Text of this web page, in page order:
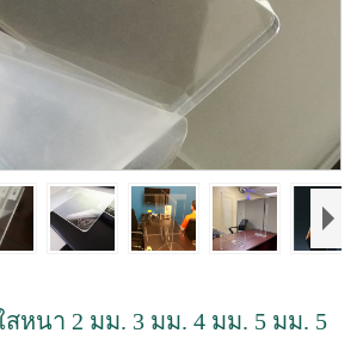
หนา 2 มม. 3 มม. 4 มม. 5 มม. 5